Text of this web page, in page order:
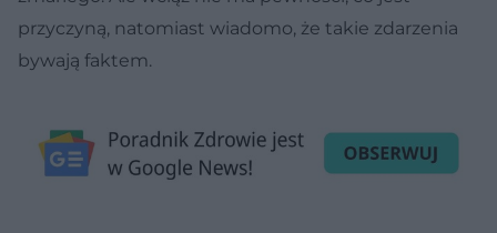
przyczyną, natomiast wiadomo, że takie zdarzenia
bywają faktem.